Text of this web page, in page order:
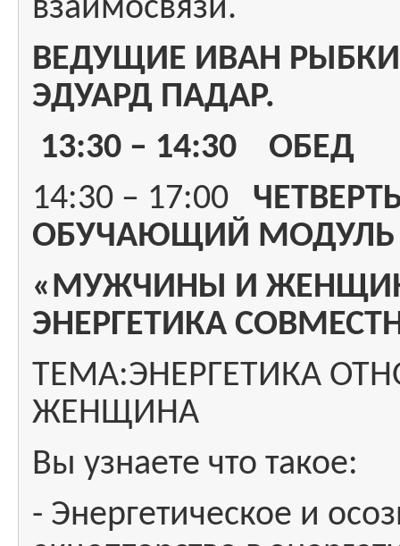
взаимосвязи.
ВЕДУЩИЕ ИВАН
ЭДУАРД ПАДАР.
13:30 – 14:30 ОБЕД
14:30 – 17:00
ОБУЧАЮЩИЙ МОДУЛЬ
«МУЖЧИНЫ И
ЭНЕРГЕТИКА
ТЕМА:ЭНЕРГЕТИКА
ЖЕНЩИНА
Вы узнаете что такое:
- Энергетическое и